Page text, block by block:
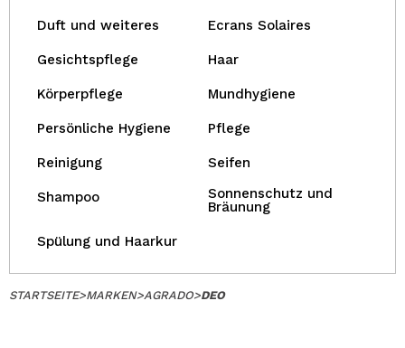
Duft und weiteres Ecrans Solaires
Gesichtspflege Haar
Körperpflege Mundhygiene
Persönliche Hygiene Pflege
Reinigung Seifen
Shampoo
Sonnenschutz und
Bräunung
Spülung und Haarkur
STARTSEITE>MARKEN>AGRADO>DEO